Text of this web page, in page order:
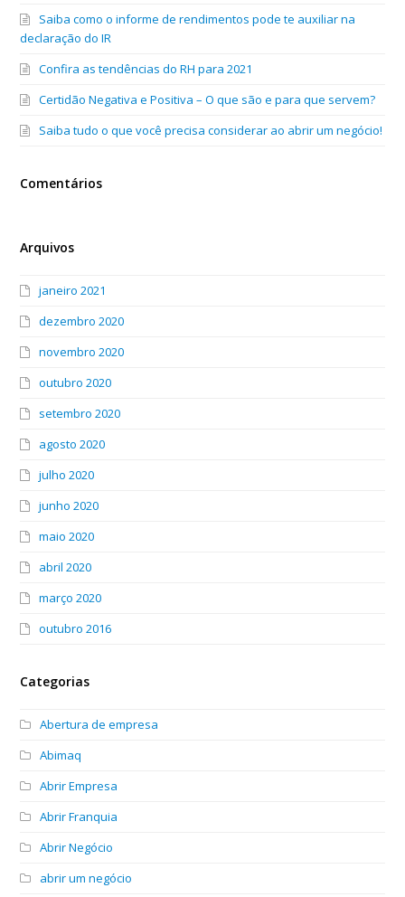
Saiba como o informe de rendimentos pode te auxiliar na
declaração do IR
Confira as tendências do RH para 2021
Certidão Negativa e Positiva – O que são e para que servem?
Saiba tudo o que você precisa considerar ao abrir um negócio!
Comentários
Arquivos
janeiro 2021
dezembro 2020
novembro 2020
outubro 2020
setembro 2020
agosto 2020
julho 2020
junho 2020
maio 2020
abril 2020
março 2020
outubro 2016
Categorias
Abertura de empresa
Abimaq
Abrir Empresa
Abrir Franquia
Abrir Negócio
abrir um negócio